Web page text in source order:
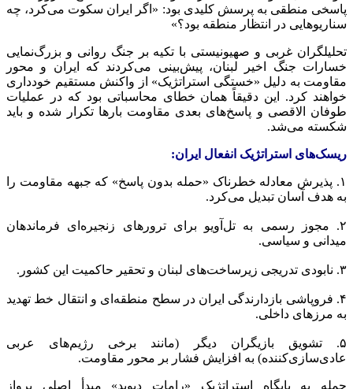
پاسخی منطقی به پرسش کلیدی بود: «اگر ایران سکوت می‌کرد، چه
سناریوهایی در انتظار منطقه بود؟»
تحلیلگران غربی و صهیونیستی با تکیه بر جنگ روانی و بزرگ‌نمایی
خسارات جنگ اخیر لبنان، پیش‌بینی می‌کردند که ایران و محور
مقاومت به دلیل «خستگی استراتژیک» از واکنش مستقیم خودداری
خواهند کرد. این دقیقاً همان خطای محاسباتی بود که در عملیات
طوفان الاقصی و پاسخ‌های بعدی مقاومت بارها تکرار شده و باید
شکسته می‌شد.
ریسک‌های استراتژیک انفعال ایران:
۱. پذیرش معادله خطرناک «حمله بدون پاسخ» که جبهه مقاومت را
به هدف آسان تبدیل می‌کرد.
۲. مجوز رسمی به تل‌آویو برای ترورهای زنجیره‌ای فرماندهان
میدانی و سیاسی.
۳. نابودی تدریجی زیرساخت‌های لبنان و تحقیر حاکمیت این کشور.
۴. فروپاشی بازدارندگی ایران در سطح منطقه‌ای و انتقال خط تهدید
به مرزهای داخلی.
۵. تشویق بازیگران دیگر (مانند برخی رژیم‌های عربی
عادی‌سازی‌کننده) به افزایش فشار بر محور مقاومت.
حمله به پایگاه استراتژیک «رامات دیوید» مبدأ اصلی پرواز